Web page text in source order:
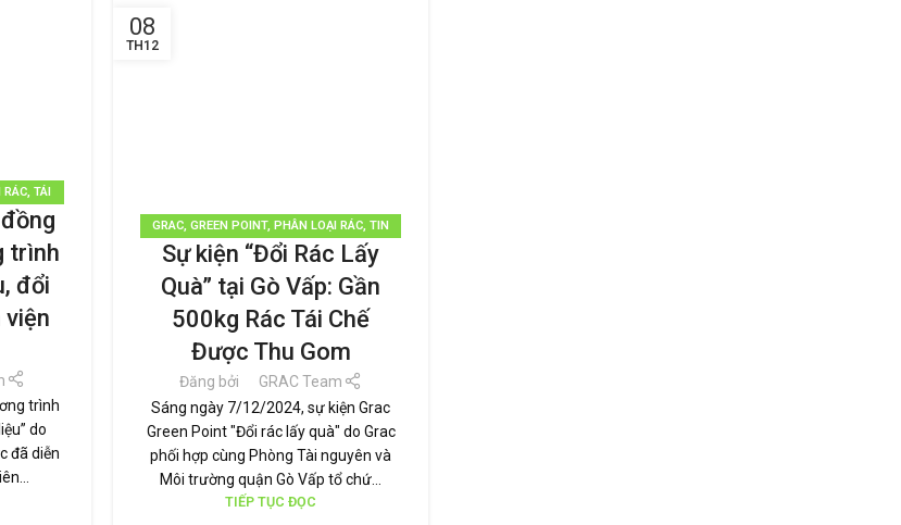
RÁC ,TÁI
trình
đổi
viện
trình
do
đã diễn
08
TH12
GRAC,GREEN POINT,PHÂN LOẠI RÁC,TIN
TỨC
Sự kiện “Đổi Rác Lấy
Quà” tại Gò Vấp: Gần
500kg Rác Tái Chế
Được Thu Gom
Đăng bởi
GRAC Team
Sáng ngày 7/12/2024, sự kiện Grac
Green Point "Đổi rác lấy quà" do Grac
phối hợp cùng Phòng Tài nguyên và
Môi trường quận Gò Vấp tổ chứ...
TIẾP TỤC ĐỌC